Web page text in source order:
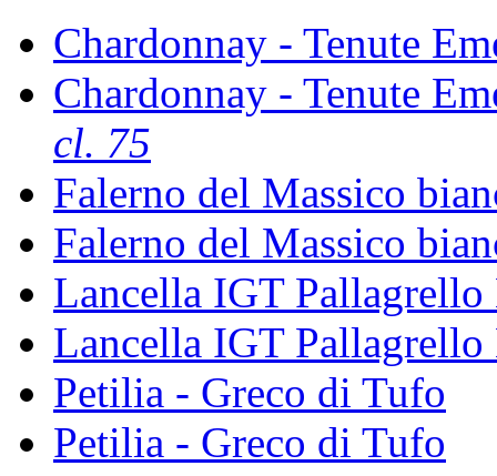
Chardonnay - Tenute
Chardonnay - Tenute
cl. 75
Falerno del Massico
Falerno del Massico
Lancella IGT Pallagrello
Lancella IGT Pallagrello
Petilia - Greco di Tufo
Petilia - Greco di Tufo